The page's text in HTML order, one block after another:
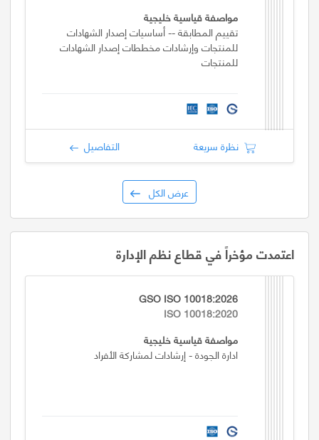
مواصفة قياسية خليجية
تقييم المطابقة -- أساسيات إصدار الشهادات
للمنتجات وإرشادات مخططات إصدار الشهادات
للمنتجات
نظرة سريعة التفاصيل
عرض الكل
اعتمدت مؤخراً في قطاع نظم الإدارة
GSO ISO 10018:2026
ISO 10018:2020
مواصفة قياسية خليجية
ادارة الجودة - إرشادات لمشاركة الأفراد